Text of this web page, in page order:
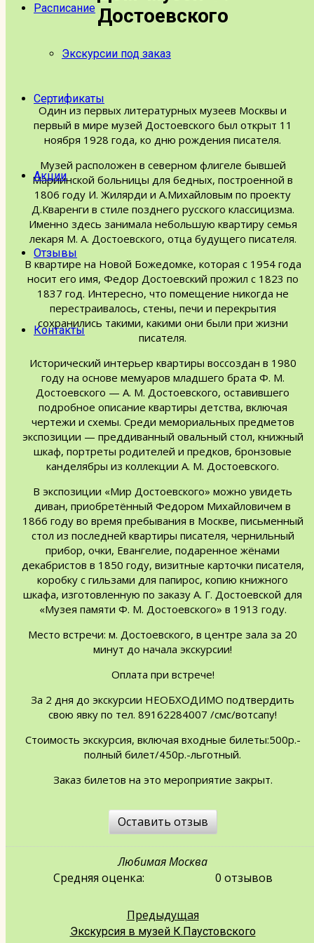
Расписание
Экскурсии под заказ
Сертификаты
Акции
Отзывы
Контакты
Достоевского
Один из первых литературных музеев Москвы и
первый в мире музей Достоевского был открыт 11
ноября 1928 года, ко дню рождения писателя.
Музей расположен в северном флигеле бывшей
Мариинской больницы для бедных, построенной в
1806 году И. Жилярди и А.Михайловым по проекту
Д.Кваренги в стиле позднего русского классицизма.
Именно здесь занимала небольшую квартиру семья
лекаря М. А. Достоевского, отца будущего писателя.
В квартире на Новой Божедомке, которая с 1954 года
носит его имя, Федор Достоевский прожил с 1823 по
1837 год. Интересно, что помещение никогда не
перестраивалось, стены, печи и перекрытия
сохранились такими, какими они были при жизни
писателя.
Исторический интерьер квартиры воссоздан в 1980
году на основе мемуаров младшего брата Ф. М.
Достоевского — А. М. Достоевского, оставившего
подробное описание квартиры детства, включая
чертежи и схемы. Среди мемориальных предметов
экспозиции — преддиванный овальный стол, книжный
шкаф, портреты родителей и предков, бронзовые
канделябры из коллекции А. М. Достоевского.
В экспозиции «Мир Достоевского» можно увидеть
диван, приобретённый Федором Михайловичем в
1866 году во время пребывания в Москве, письменный
стол из последней квартиры писателя, чернильный
прибор, очки, Евангелие, подаренное жёнами
декабристов в 1850 году, визитные карточки писателя,
коробку с гильзами для папирос, копию книжного
шкафа, изготовленную по заказу А. Г. Достоевской для
«Музея памяти Ф. М. Достоевского» в 1913 году.
Место встречи: м. Достоевского, в центре зала за 20
минут до начала экскурсии!
Оплата при встрече!
За 2 дня до экскурсии НЕОБХОДИМО подтвердить
свою явку по тел. 89162284007 /смс/вотсапу!
Стоимость экскурсия, включая входные билеты:500р.-
полный билет/450р.-льготный.
Заказ билетов на это мероприятие закрыт.
Оставить отзыв
Любимая Москва
Средняя оценка:
0 отзывов
Предыдущая
Экскурсия в музей К.Паустовского